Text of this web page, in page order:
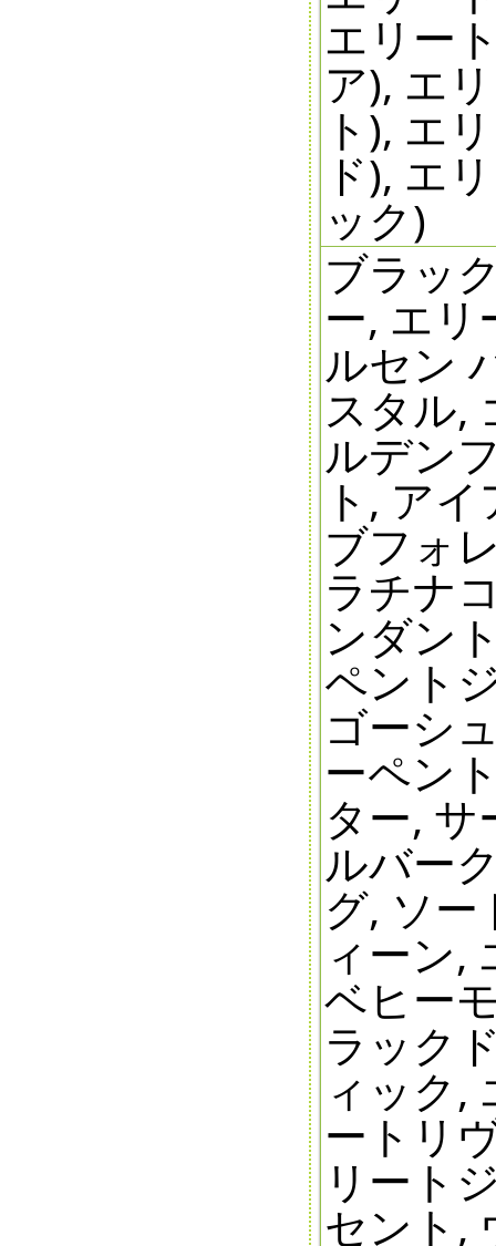
エリー
ア), エ
ト), エ
ド), エ
ック)
ブラッ
ー, エ
ルセン
スタル,
ルデン
ト, ア
ブフォ
ラチナ
ンダン
ペント
ゴーシ
ーペン
ター,
ルバー
グ, ソ
ィーン,
ベヒー
ラック
ィック,
ートリ
リート
セント,